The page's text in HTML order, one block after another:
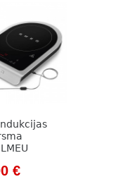
€Current